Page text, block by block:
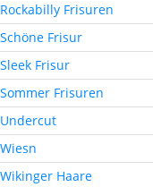
Rockabilly Frisuren
Schöne Frisur
Sleek Frisur
Sommer Frisuren
Undercut
Wiesn
Wikinger Haare